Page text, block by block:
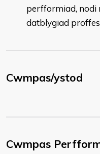
perfformiad, nodi
datblygiad
Cwmpas/ystod
Cwmpas